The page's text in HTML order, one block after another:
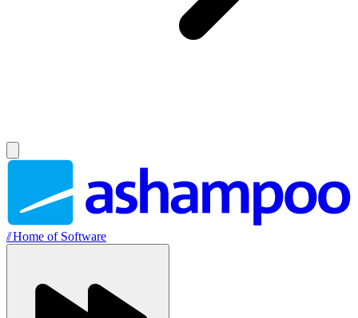
//Home of Software